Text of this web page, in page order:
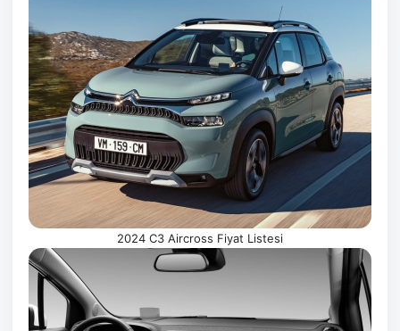
2024 C3 Aircross Fiyat Listesi